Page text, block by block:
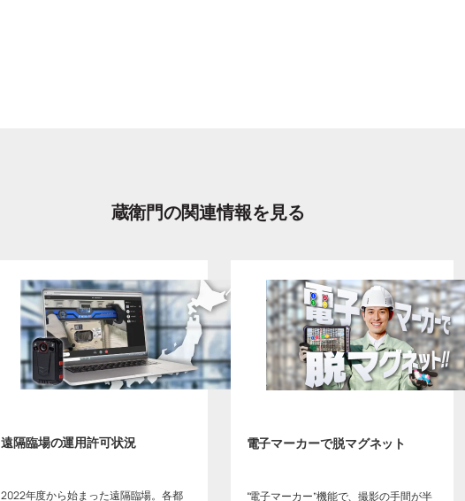
蔵衛門の関連情報を見る
遠隔臨場の運用許可状況
2022年度から始まった遠隔臨場。各都
電子マーカーで脱マグネット
“電子マーカー”機能で、撮影の手間が半